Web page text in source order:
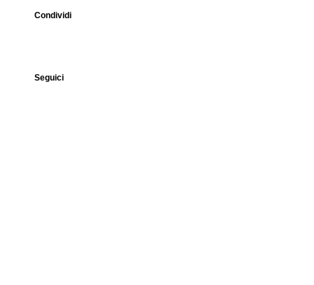
Condividi
Seguici